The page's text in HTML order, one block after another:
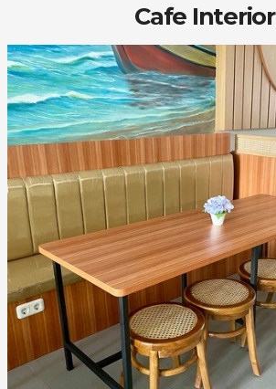
Cafe Interior